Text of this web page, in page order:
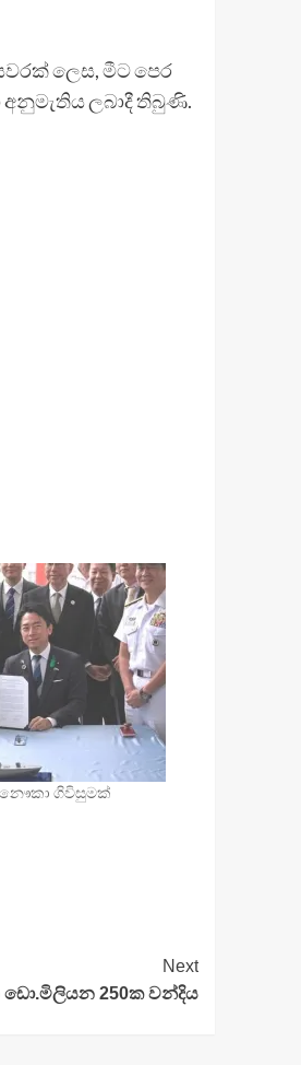
ලෙස, මීට පෙර
ලබාදී තිබුණි.
නෞකා ගිවිසුමක්
Next
ඩො.මිලියන 250ක වන්දිය